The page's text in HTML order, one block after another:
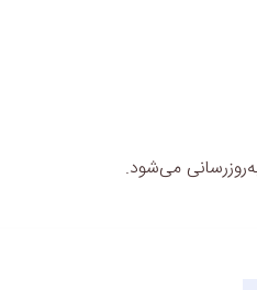
می‌شود.